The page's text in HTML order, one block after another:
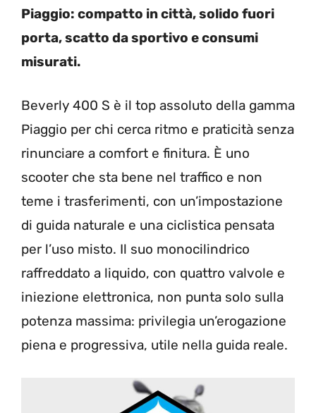
Piaggio: compatto in città, solido fuori
porta, scatto da sportivo e consumi
misurati.
Beverly 400 S è il top assoluto della gamma
Piaggio per chi cerca ritmo e praticità senza
rinunciare a comfort e finitura. È uno
scooter che sta bene nel traffico e non
teme i trasferimenti, con un’impostazione
di guida naturale e una ciclistica pensata
per l’uso misto. Il suo monocilindrico
raffreddato a liquido, con quattro valvole e
iniezione elettronica, non punta solo sulla
potenza massima: privilegia un’erogazione
piena e progressiva, utile nella guida reale.